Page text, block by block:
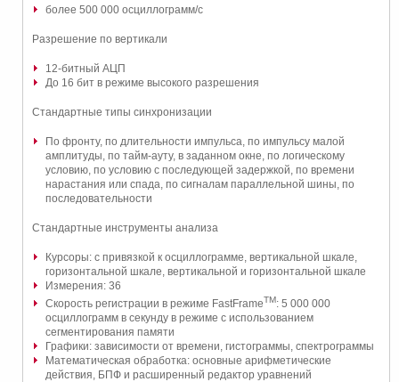
более 500 000 осциллограмм/с
Разрешение по вертикали
12-битный АЦП
До 16 бит в режиме высокого разрешения
Стандартные типы синхронизации
По фронту, по длительности импульса, по импульсу малой
амплитуды, по тайм-ауту, в заданном окне, по логическому
условию, по условию с последующей задержкой, по времени
нарастания или спада, по сигналам параллельной шины, по
последовательности
Стандартные инструменты анализа
Курсоры: с привязкой к осциллограмме, вертикальной шкале,
горизонтальной шкале, вертикальной и горизонтальной шкале
Измерения: 36
Скорость регистрации в режиме FastFrameTM: 5 000 000
осциллограмм в секунду в режиме с использованием
сегментирования памяти
Графики: зависимости от времени, гистограммы, спектрограммы
Математическая обработка: основные арифметические
действия, БПФ и расширенный редактор уравнений